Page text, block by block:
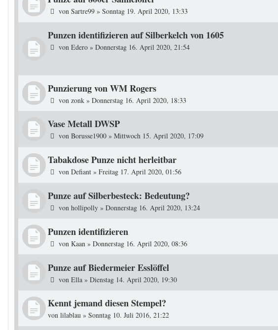
von Sartre99 » Sonntag 19. April 2020, 13:33
Punzen identifizieren auf Silberkelch von 1605
von Edero » Donnerstag 16. April 2020, 21:54
Punzierung von WM Rogers
von zonk » Donnerstag 16. April 2020, 18:33
Vase Metall DWSP
von Borusse1900 » Mittwoch 15. April 2020, 17:09
Tabakdose Punze nicht herleitbar
von Defiant » Freitag 17. April 2020, 01:56
Punze auf Silberbesteck: Bedeutung?
von hollipolly » Donnerstag 16. April 2020, 13:24
Punzen identifizieren
von Kaan » Donnerstag 16. April 2020, 08:36
Punze auf Biedermeier Esslöffel
von Ella » Dienstag 14. April 2020, 19:30
Kennt jemand diesen Stempel?
von lilablau » Sonntag 10. Juli 2016, 21:22